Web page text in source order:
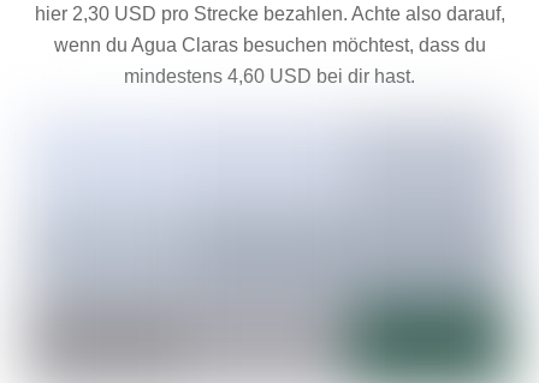
hier 2,30 USD pro Strecke bezahlen. Achte also darauf,
wenn du Agua Claras besuchen möchtest, dass du
mindestens 4,60 USD bei dir hast.